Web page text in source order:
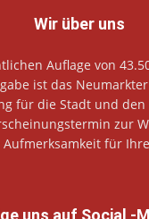
Wir über uns
Auflage von
ist das Neumarkter
für die Stadt und den
zur
für
uns auf Social -